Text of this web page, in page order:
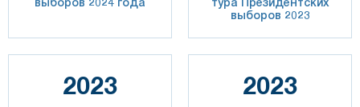
выборов 2023
2023 2023